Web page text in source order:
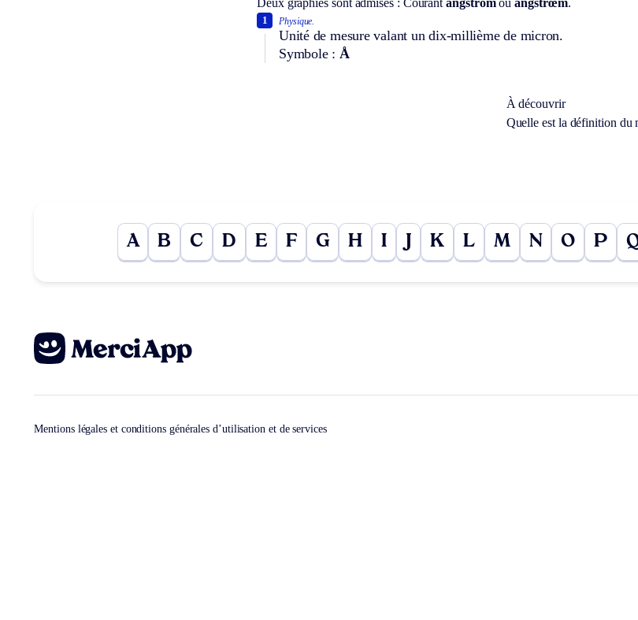
Physique.
Unité de mesure valant un dix-millième de micron.
Symbole : Å
1
À découvrir
Quelle est la définition du
A B C D E F G H I K L M N O P
Mentions légales et conditions générales d’utilisation et de services